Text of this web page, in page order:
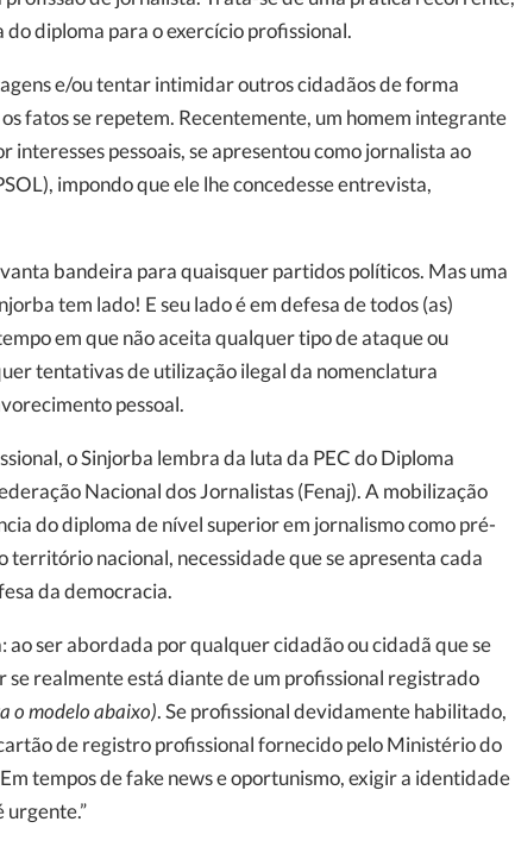
diploma para o exercício profissional.
e/ou tentar intimidar outros cidadãos de forma
fatos se repetem. Recentemente, um homem integrante
pessoais, se apresentou como jornalista ao
impondo que ele lhe concedesse entrevista,
bandeira para quaisquer partidos políticos. Mas uma
tem lado! E seu lado é em defesa de todos (as)
em que não aceita qualquer tipo de ataque ou
tentativas de utilização ilegal da nomenclatura
pessoal.
o Sinjorba lembra da luta da PEC do Diploma
Nacional dos Jornalistas (Fenaj). A mobilização
do diploma de nível superior em jornalismo como pré-
nacional, necessidade que se apresenta cada
da democracia.
ser abordada por qualquer cidadão ou cidadã que se
realmente está diante de um profissional registrado
o modelo abaixo). Se profissional devidamente habilitado,
de registro profissional fornecido pelo Ministério do
tempos de fake news e oportunismo, exigir a identidade